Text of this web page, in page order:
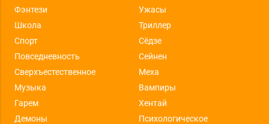
Фэнтези
Ужасы
Школа
Триллер
Спорт
Сёдзе
Повседневность
Сейнен
Сверхъестественное
Меха
Музыка
Вампиры
Гарем
Хентай
Демоны
Психологическое